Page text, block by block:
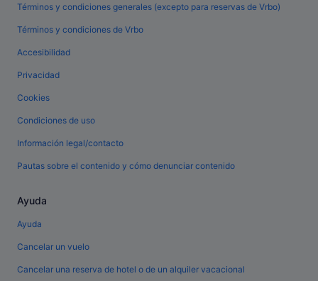
Términos y condiciones generales (excepto para reservas de Vrbo)
Términos y condiciones de Vrbo
Accesibilidad
Privacidad
Cookies
Condiciones de uso
Información legal/contacto
Pautas sobre el contenido y cómo denunciar contenido
Ayuda
Ayuda
Cancelar un vuelo
Cancelar una reserva de hotel o de un alquiler vacacional